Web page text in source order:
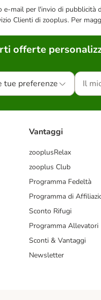
mail per l'invio di
Clienti di zooplus. Per
offerte
tue preferenze
Vantaggi
zooplusRelax
zooplus Club
Programma Fedeltà
Programma di
Sconto Rifugi
Programma Allevatori
Sconti & Vantaggi
Newsletter